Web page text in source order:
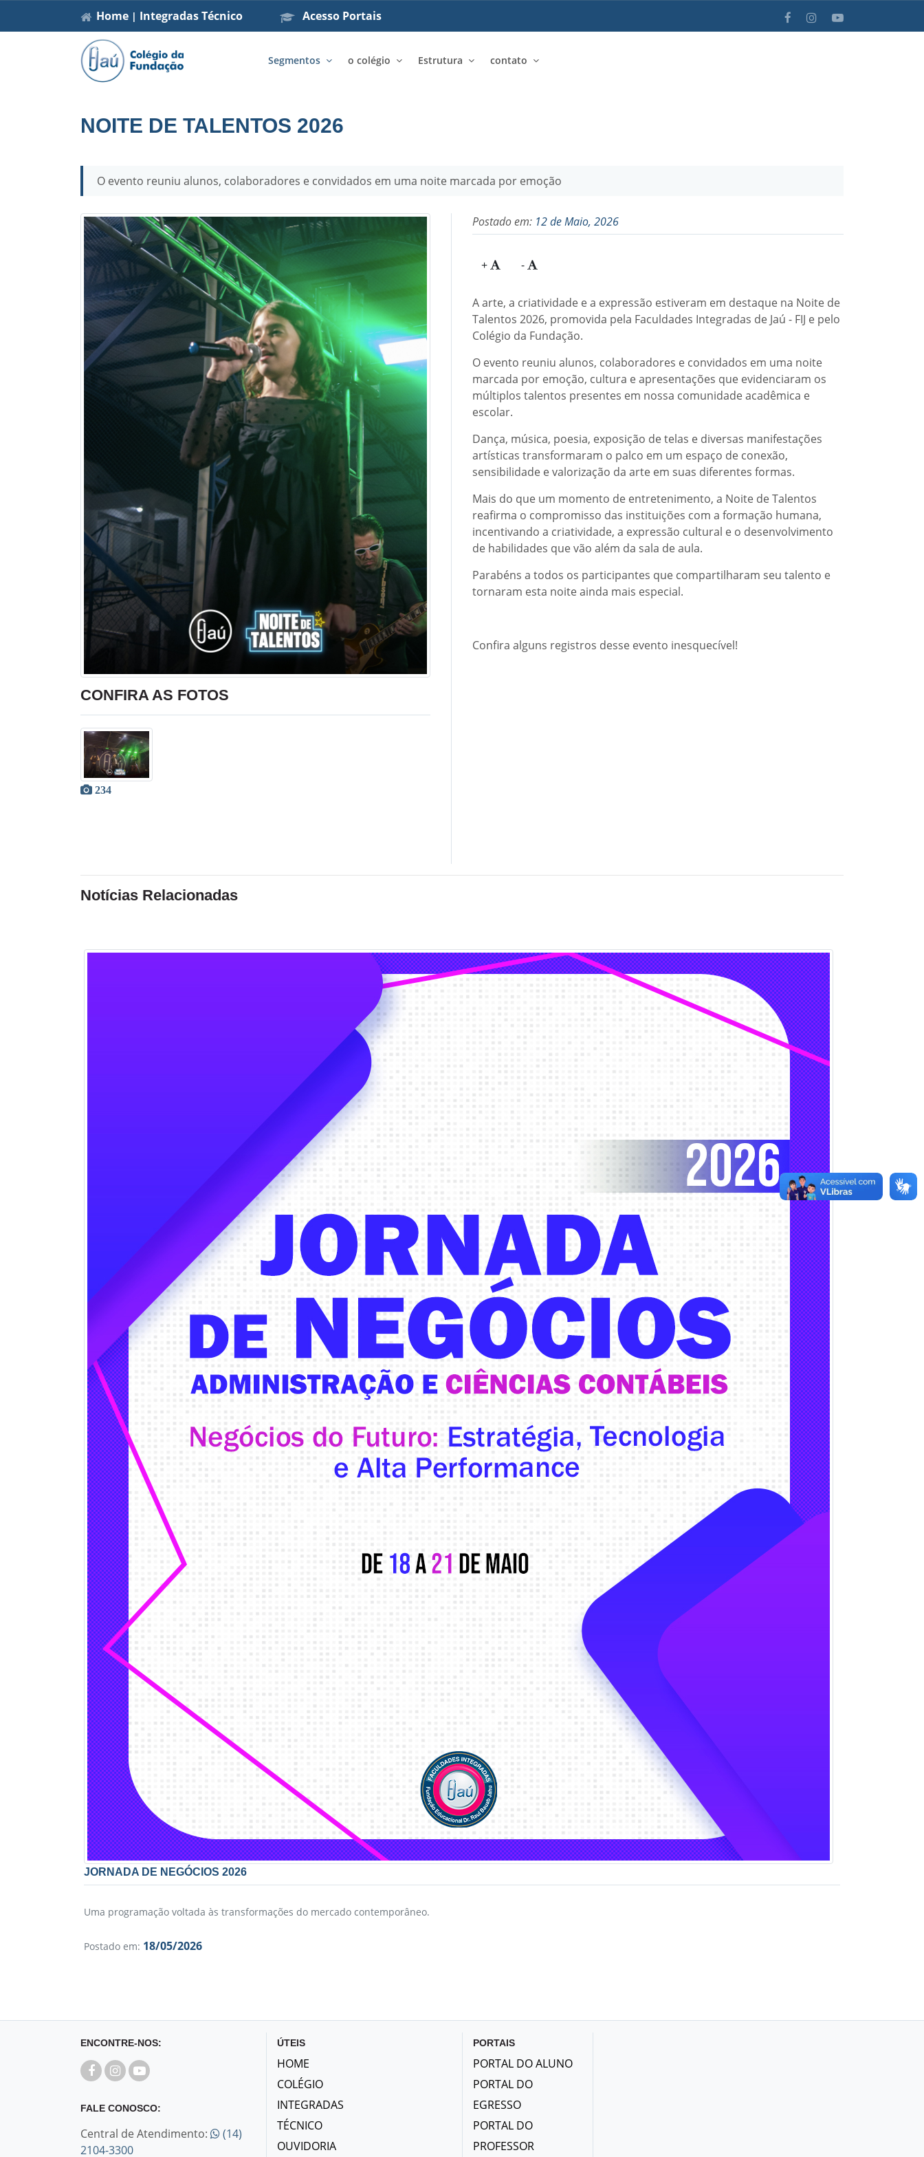
Home | IntegradasTécnico Acesso Portais
Segmentos o colégio Estrutura contato
NOITE DE TALENTOS 2026
O evento reuniu alunos, colaboradores e convidados em uma noite marcada por emoção
CONFIRA AS FOTOS
234
Postado em: 12 de Maio, 2026
+ -
A arte, a criatividade e a expressão estiveram em destaque na Noite de
Talentos 2026, promovida pela Faculdades Integradas de Jaú - FIJ e pelo
Colégio da Fundação.
O evento reuniu alunos, colaboradores e convidados em uma noite
marcada por emoção, cultura e apresentações que evidenciaram os
múltiplos talentos presentes em nossa comunidade acadêmica e
escolar.
Dança, música, poesia, exposição de telas e diversas manifestações
artísticas transformaram o palco em um espaço de conexão,
sensibilidade e valorização da arte em suas diferentes formas.
Mais do que um momento de entretenimento, a Noite de Talentos
reafirma o compromisso das instituições com a formação humana,
incentivando a criatividade, a expressão cultural e o desenvolvimento
de habilidades que vão além da sala de aula.
Parabéns a todos os participantes que compartilharam seu talento e
tornaram esta noite ainda mais especial.
Confira alguns registros desse evento inesquecível!
Notícias Relacionadas
JORNADA DE NEGÓCIOS 2026
Uma programação voltada às transformações do mercado contemporâneo.
Postado em: 18/05/2026
ENCONTRE-NOS:
FALE CONOSCO:
Central de Atendimento:
(14)
2104-3300
ÚTEIS
HOME
COLÉGIO
INTEGRADAS
TÉCNICO
OUVIDORIA
PORTAIS
PORTAL DO ALUNO
PORTAL DO
EGRESSO
PORTAL DO
PROFESSOR